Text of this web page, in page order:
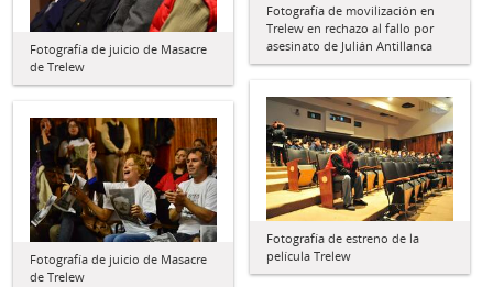
Fotografía de movilización en
Trelew en rechazo al fallo por
asesinato de Julián Antillanca
Fotografía de juicio de Masacre
de Trelew
Fotografía de estreno de la
película Trelew
Fotografía de juicio de Masacre
de Trelew